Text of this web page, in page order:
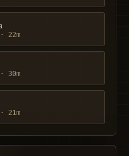
· 22m
· 30m
· 21m